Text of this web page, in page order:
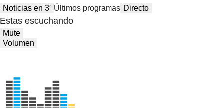
Noticias en 3′ Últimos programas Directo
Estas escuchando
Mute
Volumen